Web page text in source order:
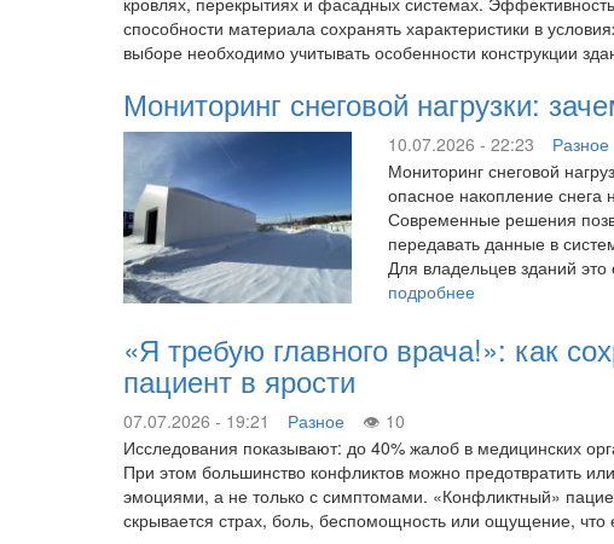
способности материала сохранять характеристики в
выборе необходимо учитывать особенности конструкции
Мониторинг снеговой нагрузки:
10.07.2026 - 22:23 Разное
Мониторинг снеговой
опасное накопление
Современные решения
передавать данные в
Для владельцев зданий
подробнее
«Я требую главного врача!»: как
пациент в ярости
07.07.2026 - 19:21 Разное
10
Исследования показывают: до 40% жалоб в медицинских
При этом большинство конфликтов можно предотвратить
эмоциями, а не только с симптомами. «Конфликтный»
скрывается страх, боль, беспомощность или ощущение,